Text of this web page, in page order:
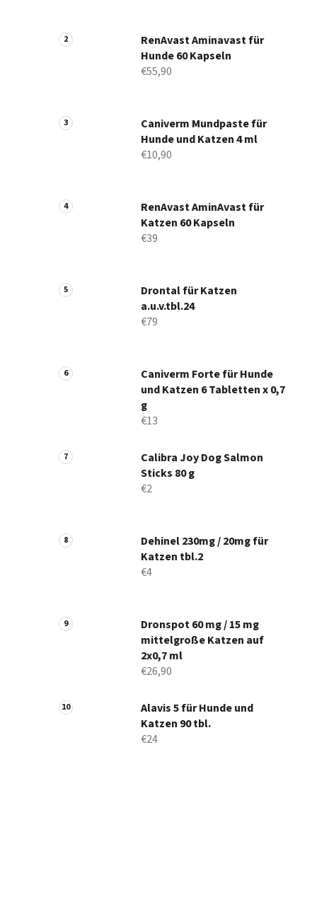
RenAvast Aminavast für
Hunde 60 Kapseln
€55,90
Caniverm Mundpaste für
Hunde und Katzen 4 ml
€10,90
RenAvast AminAvast für
Katzen 60 Kapseln
€39
Drontal für Katzen
a.u.v.tbl.24
€79
Caniverm Forte für Hunde
und Katzen 6 Tabletten x 0,7
g
€13
Calibra Joy Dog Salmon
Sticks 80 g
€2
Dehinel 230mg / 20mg für
Katzen tbl.2
€4
Dronspot 60 mg / 15 mg
mittelgroße Katzen auf
2x0,7 ml
€26,90
Alavis 5 für Hunde und
Katzen 90 tbl.
€24